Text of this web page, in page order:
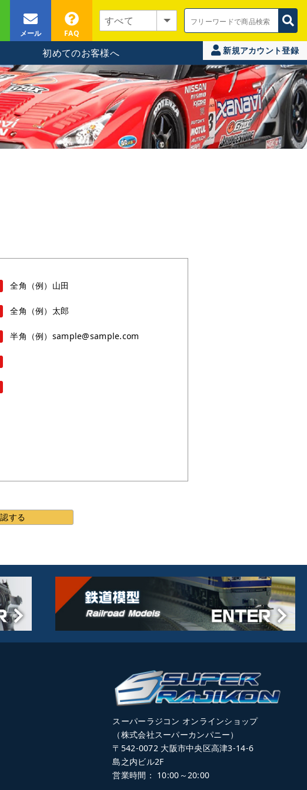
メール FAQ
初めてのお客様へ 新規アカウント登録
全角（例）山田
全角（例）太郎
半角（例）sample@sample.com
スーパーラジコン オンラインショップ
（株式会社スーパーカンパニー）
〒542-0072 大阪市中央区高津3-14-6
島之内ビル2F
営業時間： 10:00～20:00